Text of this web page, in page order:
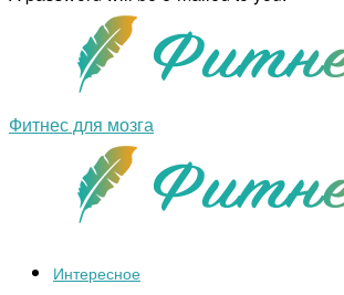
Фитнес для мозга
Интересное